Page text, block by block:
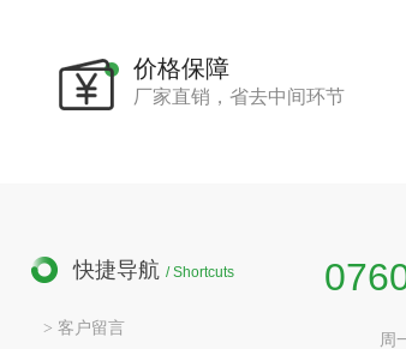
价格保障
厂家直销，省去中间环节
快捷导航 / Shortcuts
> 客户留言
周